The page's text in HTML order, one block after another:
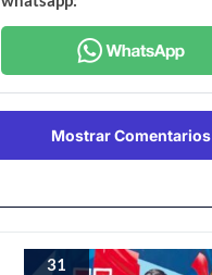
Mostrar Comentarios
31